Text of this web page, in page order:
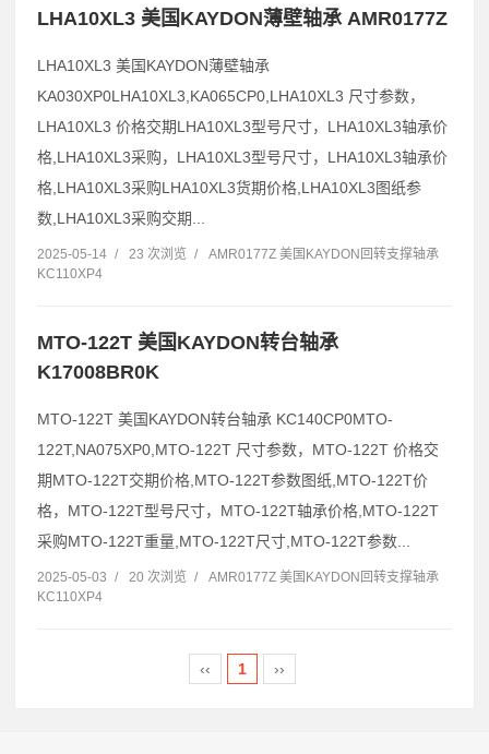
LHA10XL3 美国KAYDON薄壁轴承 AMR0177Z
LHA10XL3 美国KAYDON薄壁轴承
KA030XP0LHA10XL3,KA065CP0,LHA10XL3 尺寸参数，
LHA10XL3 价格交期LHA10XL3型号尺寸，LHA10XL3轴承价
格,LHA10XL3采购，LHA10XL3型号尺寸，LHA10XL3轴承价
格,LHA10XL3采购LHA10XL3货期价格,LHA10XL3图纸参
数,LHA10XL3采购交期...
2025-05-14 / 23 次浏览 /
AMR0177Z 美国KAYDON回转支撑轴承
KC110XP4
MTO-122T 美国KAYDON转台轴承
K17008BR0K
MTO-122T 美国KAYDON转台轴承 KC140CP0MTO-
122T,NA075XP0,MTO-122T 尺寸参数，MTO-122T 价格交
期MTO-122T交期价格,MTO-122T参数图纸,MTO-122T价
格，MTO-122T型号尺寸，MTO-122T轴承价格,MTO-122T
采购MTO-122T重量,MTO-122T尺寸,MTO-122T参数...
2025-05-03 / 20 次浏览 /
AMR0177Z 美国KAYDON回转支撑轴承
KC110XP4
‹‹ 1 ››